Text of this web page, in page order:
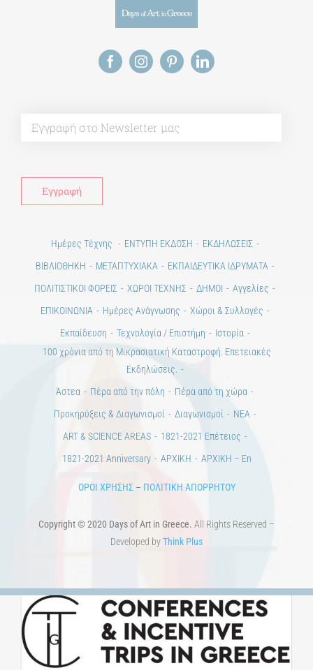
Ημέρες Τέχνης ΕΝΤΥΠΗ ΕΚΔΟΣΗ
ΕΚΔΗΛΩΣΕΙΣ
ΒΙΒΛΙΟΘΗΚΗ
ΜΕΤΑΠΤΥΧΙΑΚΑ
ΕΚΠΑΙΔΕΥΤΙΚΑ ΙΔΡΥΜΑΤΑ
ΠΟΛΙΤΙΣΤΙΚΟΙ ΦΟΡΕΙΣ
ΧΩΡΟΙ ΤΕΧΝΗΣ ΔΗΜΟΙ
Αγγελίες
ΕΠΙΚΟΙΝΩΝΙΑ
Ημέρες Ανάγνωσης
Χώροι & Συλλογές
Εκπαίδευση
Τεχνολογία / Επιστήμη
Ιστορία
100 χρόνια από τη Μικρασιατική Καταστροφή. Επετειακές
Εκδηλώσεις.
Άστεα
Πέρα από την πόλη
Πέρα από τη χώρα
Προκηρύξεις & Διαγωνισμοί
Διαγωνισμοί
ΝΕΑ
ART & SCIENCE AREAS
1821-2021 Επέτειος
1821-2021 Anniversary
ΑΡΧΙΚΗ ΑΡΧΙΚΗ – En
ΟΡΟΙ ΧΡΗΣΗΣ– ΠΟΛΙΤΙΚΗ ΑΠΟΡΡΗΤΟΥ
Copyright © 2020 Days of Art in Greece. All Rights Reserved –
Developed byThink Plus